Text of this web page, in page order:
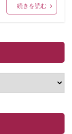
続きを読む